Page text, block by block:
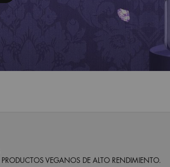
VEGANOS DE ALTO RENDIMIENTO.